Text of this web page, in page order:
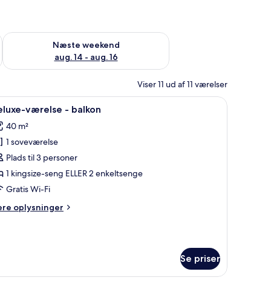
aug. 7 - aug. 9
Næste weekend
aug. 14 - aug. 16
Tjek tilgængelighed for næste weekend aug. 14 - aug. 16
Viser 11 ud af 11 værelser
minibar, pengeskab på værelset, skrivebordAllergivenligt sengetøj, minibar, pengeskab
3 værelse - balkon
40 m²
1 soveværelse
Plads til 3 personer
1 kingsize-seng ELLER 2 enkeltsenge
Gratis Wi-Fi
oplysninger
Se priser